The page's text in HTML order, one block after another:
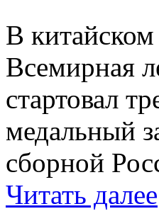
В
Всемирная
стартовал
медальный
сборной
Читать далее